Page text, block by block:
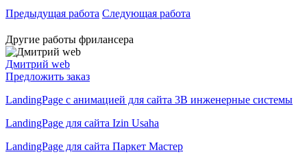
Предыдущая работа Следующая работа
Другие работы фрилансера
Дмитрий web
Предложить заказ
LandingPage с анимацией для сайта 3B инженерные системы
LandingPage для сайта Izin Usaha
LandingPage для сайта Паркет Мастер